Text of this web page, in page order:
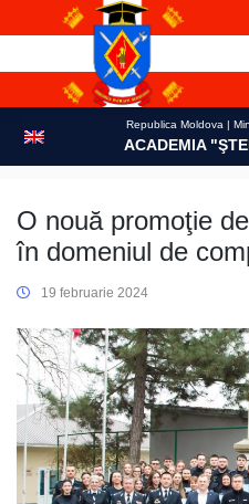
Republica Moldova |
ACADEMIA
O nouă promoţie
în domeniul de
19 februarie 2024